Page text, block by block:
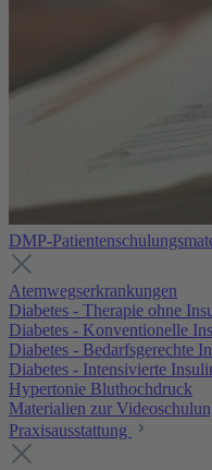
DMP-
Atemwegserkrankungen
Diabetes - Therapie ohne
Diabetes - Konventionelle
Diabetes - Bedarfsgerechte
Diabetes - Intensivierte
Hypertonie Bluthochdruck
Materialien zur
Praxisausstattung